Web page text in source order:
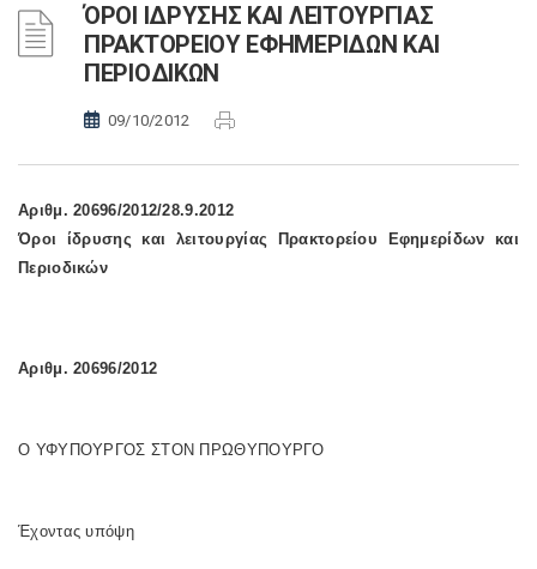
ΌΡΟΙ ΙΔΡΥΣΗΣ ΚΑΙ ΛΕΙΤΟΥΡΓΙΑΣ
ΠΡΑΚΤΟΡΕΙΟΥ ΕΦΗΜΕΡΙΔΩΝ ΚΑΙ
ΠΕΡΙΟΔΙΚΩΝ
09/10/2012
Αριθμ. 20696/2012/28.9.2012
Όροι ίδρυσης και λειτουργίας Πρακτορείου Εφημερίδων και
Περιοδικών
Αριθμ. 20696/2012
Ο ΥΦΥΠΟΥΡΓΟΣ ΣΤΟΝ ΠΡΩΘΥΠΟΥΡΓΟ
Έχοντας υπόψη